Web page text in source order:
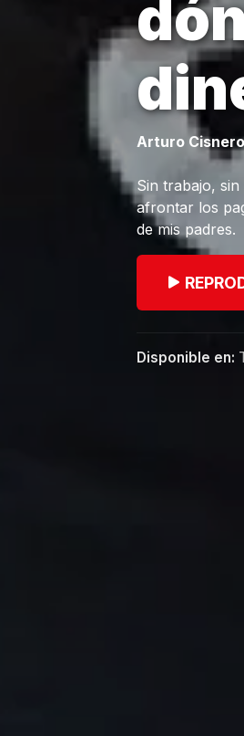
Arturo
Sin trabajo,
afrontar los
de mis padres.
Disponible en: